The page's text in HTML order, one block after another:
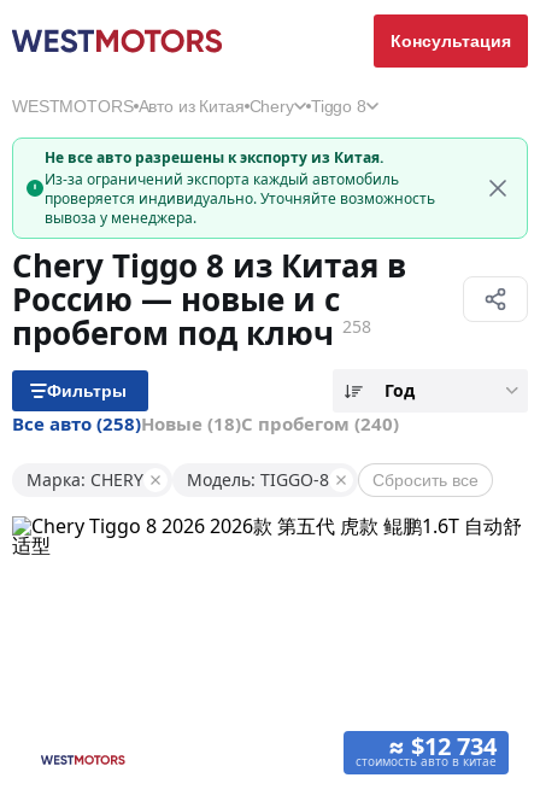
Консультация
WESTMOTORS Авто из Китая Chery Tiggo 8
Не все авто разрешены к экспорту из Китая.
Из-за ограничений экспорта каждый автомобиль
проверяется индивидуально. Уточняйте возможность
вывоза у менеджера.
Chery Tiggo 8 из Китая в
Россию — новые и с
пробегом под ключ 258
Фильтры Год
Все авто (258)Новые (18)С пробегом (240)
Марка: CHERY Модель: TIGGO-8 Сбросить все
≈ $12 734
стоимость авто в китае